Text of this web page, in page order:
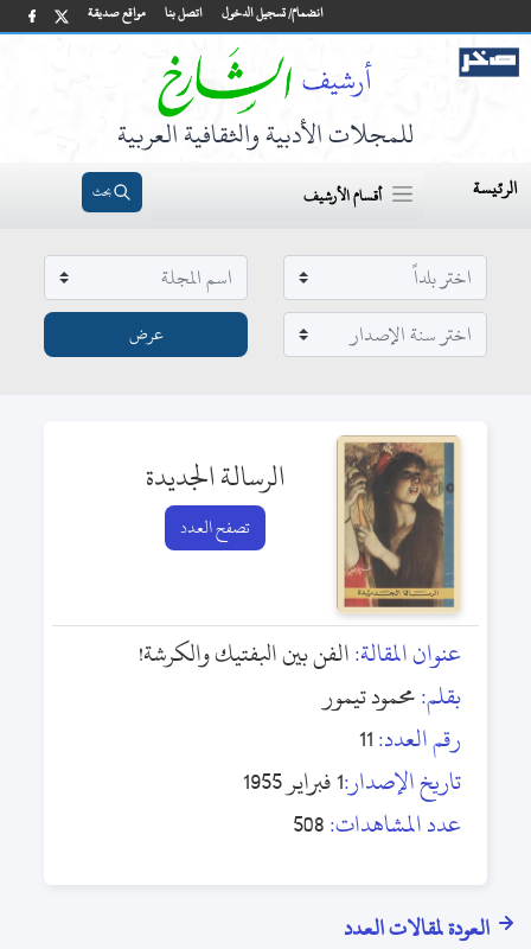
مواقع صديقة اتصل بنا انضمام/ تسجيل الدخول
للمجلات الأدبية والثقافية العربية
الرئيسة أقسام الأرشيف بحث
الرسالة الجديدة
تصفح العدد
عنوان المقالة:الفن بين البفتيك والكرشة!
بقلم:محمود تيمور
رقم العدد:11
تاريخ الإصدار:1 فبراير 1955
عدد المشاهدات:508
العودة لمقالات العدد